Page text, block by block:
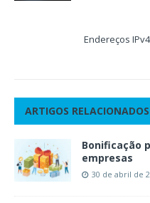
Endereços
ARTIGOS RELACIONADOS
Bonificação
empresas
30 de abril de